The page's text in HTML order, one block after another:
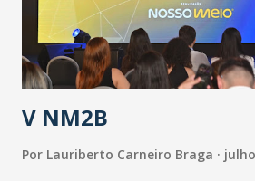
secretário. Segundo ele, é uma
contaminação alta, podendo gerar
população e ao sistema de saúde.
estratificação do risco da doença,
V NM2B
Por Lauriberto Carneiro Braga